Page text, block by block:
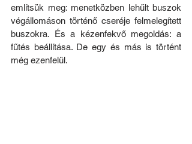
említsük meg: menetközben lehűlt buszok
végállomáson történő cseréje felmelegített
buszokra. És a kézenfekvő megoldás: a
fűtés beállítása. De egy és más is történt
még ezenfelül.